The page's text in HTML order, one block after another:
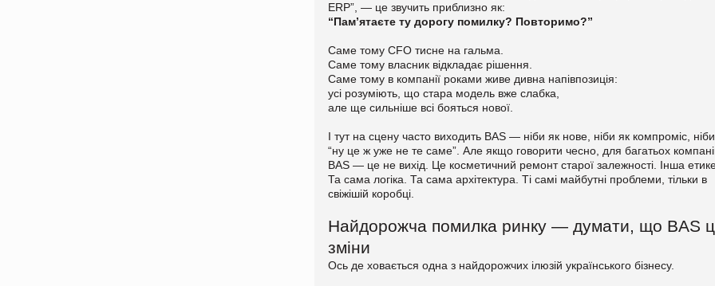
ERP”, — це звучить приблизно як:
“Пам’ятаєте ту дорогу помилку? Повторимо?”
Саме тому CFO тисне на гальма.
Саме тому власник відкладає рішення.
Саме тому в компанії роками живе дивна напівпозиція:
усі розуміють, що стара модель вже слабка,
але ще сильніше всі бояться нової.
І тут на сцену часто виходить BAS — ніби як нове, ніби як компроміс,
“ну це ж уже не те саме”. Але якщо говорити чесно, для багатьох
BAS — це не вихід. Це косметичний ремонт старої залежності. Інша
Та сама логіка. Та сама архітектура. Ті самі майбутні проблеми, тільки в
свіжішій коробці.
Найдорожча помилка ринку — думати, що BAS
зміни
Ось де ховається одна з найдорожчих ілюзій українського бізнесу.